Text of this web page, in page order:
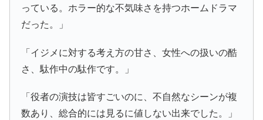
っている。ホラー的な不気味さを持つホームドラマ
だった。」
「イジメに対する考え方の甘さ、女性への扱いの酷
さ、駄作中の駄作です。」
「役者の演技は皆すごいのに、不自然なシーンが複
数あり、総合的には見るに値しない出来でした。」